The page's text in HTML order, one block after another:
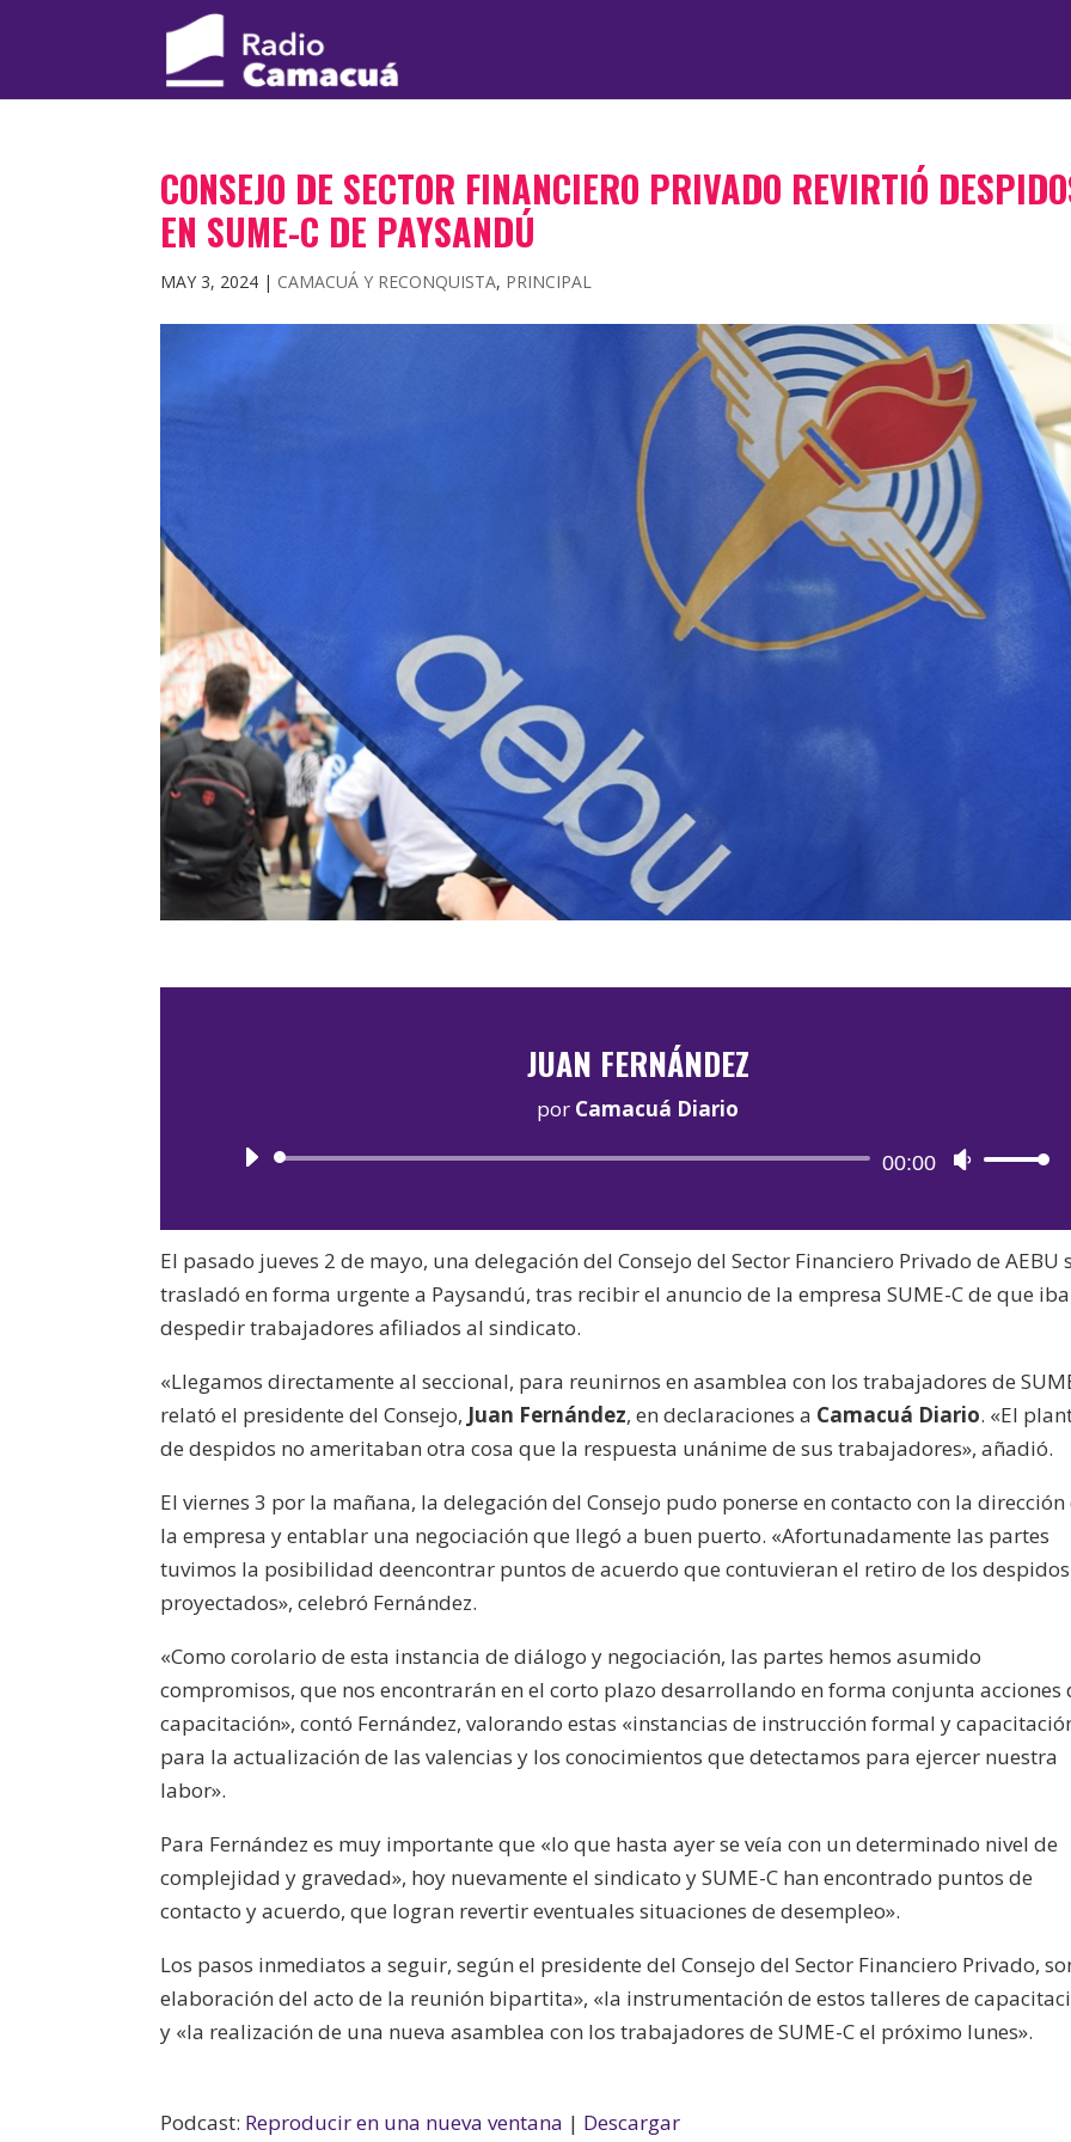
CONSEJO DE SECTOR FINANCIERO PRIVADO REVIRTIÓ
EN SUME-C DE PAYSANDÚ
MAY 3, 2024 | CAMACUÁ Y RECONQUISTA, PRINCIPAL
JUAN FERNÁNDEZ
por Camacuá Diario
Reproductor
audio
00:00
Utiliza
teclas
de
flecha
aumentar
o
disminuir
el
volumen.
El pasado jueves 2 de mayo, una delegación del Consejo del Sector Financiero Privado de AEBU
trasladó en forma urgente a Paysandú, tras recibir el anuncio de la empresa SUME-C de que
despedir trabajadores afiliados al sindicato.
«Llegamos directamente al seccional, para reunirnos en asamblea con los trabajadores de
relató el presidente del Consejo, Juan Fernández, en declaraciones a Camacuá Diario. «El
de despidos no ameritaban otra cosa que la respuesta unánime de sus trabajadores», añadió.
El viernes 3 por la mañana, la delegación del Consejo pudo ponerse en contacto con la dirección
la empresa y entablar una negociación que llegó a buen puerto. «Afortunadamente las partes
tuvimos la posibilidad deencontrar puntos de acuerdo que contuvieran el retiro de los despidos
proyectados», celebró Fernández.
«Como corolario de esta instancia de diálogo y negociación, las partes hemos asumido
compromisos, que nos encontrarán en el corto plazo desarrollando en forma conjunta acciones
capacitación», contó Fernández, valorando estas «instancias de instrucción formal y
para la actualización de las valencias y los conocimientos que detectamos para ejercer nuestra
labor».
Para Fernández es muy importante que «lo que hasta ayer se veía con un determinado nivel de
complejidad y gravedad», hoy nuevamente el sindicato y SUME-C han encontrado puntos de
contacto y acuerdo, que logran revertir eventuales situaciones de desempleo».
Los pasos inmediatos a seguir, según el presidente del Consejo del Sector Financiero Privado,
elaboración del acto de la reunión bipartita», «la instrumentación de estos talleres de
y «la realización de una nueva asamblea con los trabajadores de SUME-C el próximo lunes».
Podcast: Reproducir en una nueva ventana | Descargar